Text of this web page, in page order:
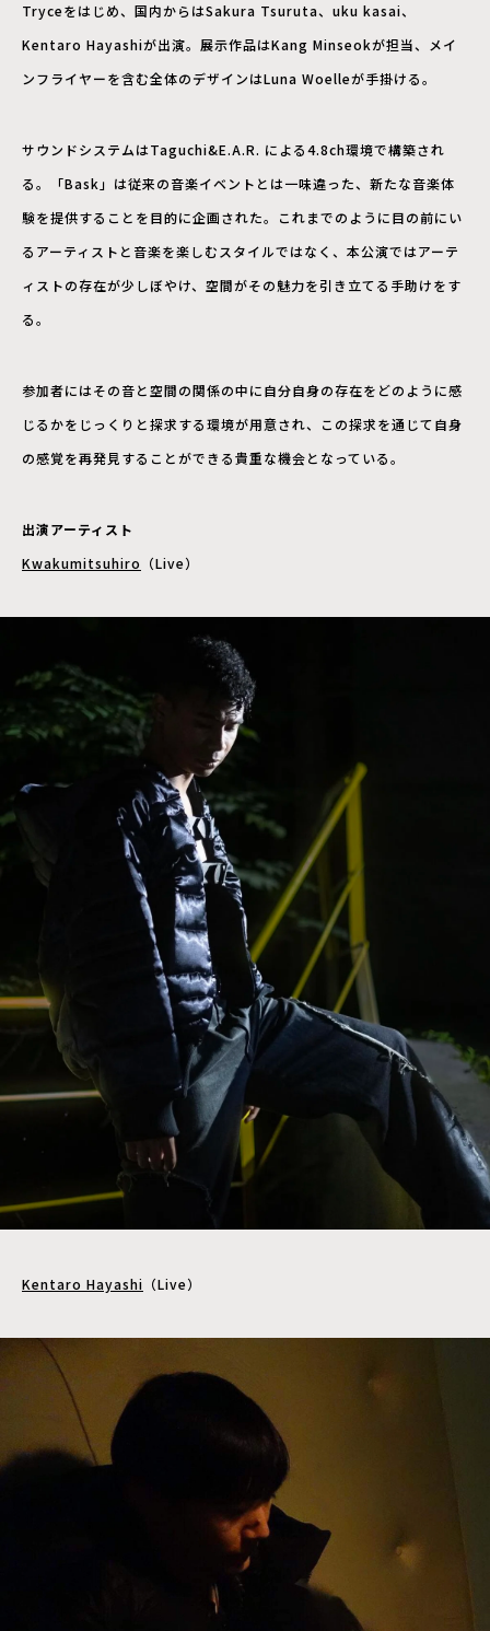
Tryceをはじめ、国内からはSakura Tsuruta、uku kasai、
Kentaro Hayashiが出演。展示作品はKang Minseokが担当、メイ
ンフライヤーを含む全体のデザインはLuna Woelleが手掛ける。
サウンドシステムはTaguchi&E.A.R. による4.8ch環境で構築され
る。「Bask」は従来の音楽イベントとは一味違った、新たな音楽体
験を提供することを目的に企画された。これまでのように目の前にい
るアーティストと音楽を楽しむスタイルではなく、本公演ではアーテ
ィストの存在が少しぼやけ、空間がその魅力を引き立てる手助けをす
る。
参加者にはその音と空間の関係の中に自分自身の存在をどのように感
じるかをじっくりと探求する環境が用意され、この探求を通じて自身
の感覚を再発見することができる貴重な機会となっている。
出演アーティスト
Kwakumitsuhiro （Live）
Kentaro Hayashi （Live）